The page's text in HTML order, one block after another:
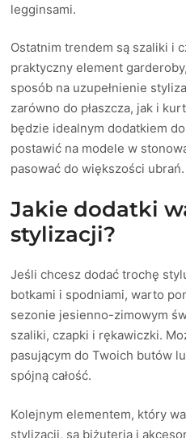
legginsami.
Ostatnim trendem są szaliki i
praktyczny element
sposób na uzupełnienie
zarówno do płaszcza, jak i
będzie idealnym dodatkiem
postawić na modele w
pasować do większości ubrań.
Jakie dodatki
stylizacji?
Jeśli chcesz dodać trochę
botkami i spodniami, warto
sezonie jesienno-zimowym
szaliki, czapki i rękawiczki.
pasującym do Twoich butów
spójną całość.
Kolejnym elementem, który
stylizacji, są biżuteria i